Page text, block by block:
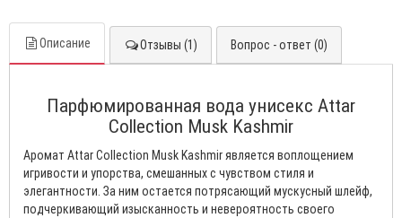
Описание Отзывы (1) Вопрос - ответ (0)
Парфюмированная вода унисекс Attar
Collection Musk Kashmir
Аромат Attar Collection Musk Kashmir является воплощением
игривости и упорства, смешанных с чувством стиля и
элегантности. За ним остается потрясающий мускусный шлейф,
подчеркивающий изысканность и невероятность своего